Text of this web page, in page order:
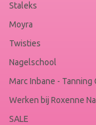
Staleks
Moyra
Twisties
Nagelschool
Marc Inbane - Tanning
Werken bij Roxenne
SALE